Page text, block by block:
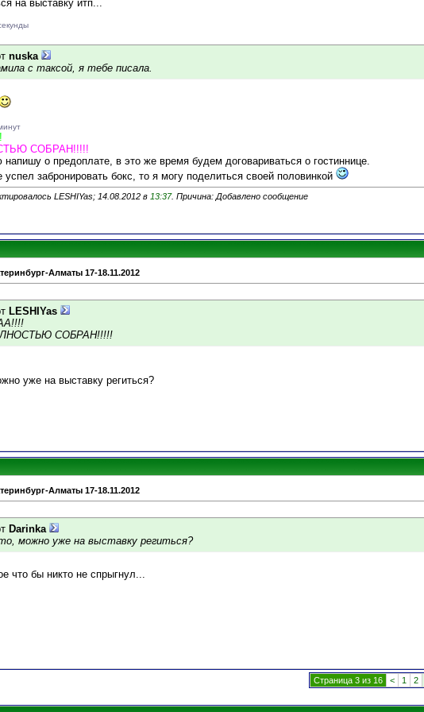
на выставку итп...
nuska
с таксой, я тебе писала.
СОБРАН!!!!!
напишу о предоплате, в это же время будем договариваться о гостиннице.
успел забронировать бокс, то я могу поделиться своей половинкой
LESHIYas; 14.08.2012 в 13:37. Причина: Добавлено сообщение
Алматы 17-18.11.2012
LESHIYas
СОБРАН!!!!!
уже на выставку региться?
Алматы 17-18.11.2012
Darinka
можно уже на выставку региться?
что бы никто не спрыгнул...
Страница 3 из 16 < 1 2